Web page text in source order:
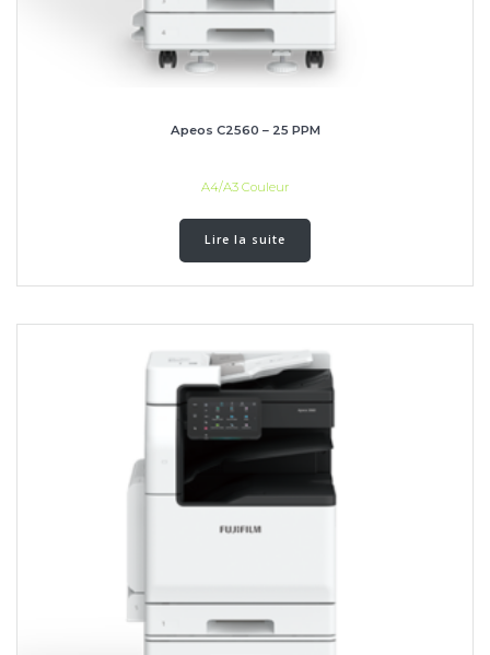
Apeos C2560 – 25 PPM
A4/A3 Couleur
Lire la suite